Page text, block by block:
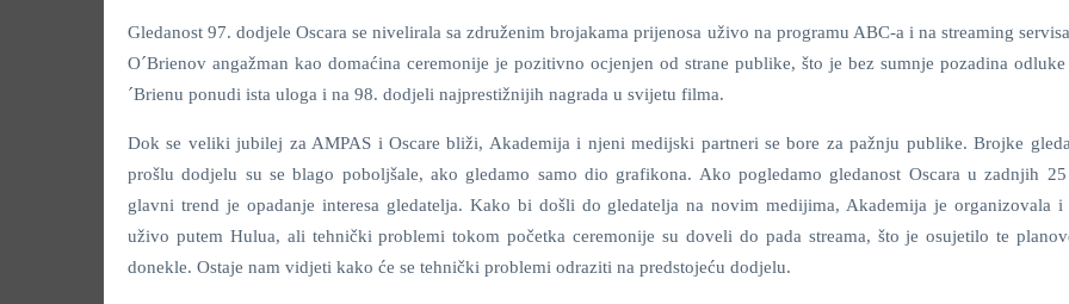
Gledanost 97. dodjele Oscara se nivelirala sa združenim brojakama prijenosa uživo na programu ABC-a i na streaming
O´Brienov angažman kao domaćina ceremonije je pozitivno ocjenjen od strane publike, što je bez sumnje pozadina
´Brienu ponudi ista uloga i na 98. dodjeli najprestižnijih nagrada u svijetu filma.
Dok se veliki jubilej za AMPAS i Oscare bliži, Akademija i njeni medijski partneri se bore za pažnju publike. Brojke
prošlu dodjelu su se blago poboljšale, ako gledamo samo dio grafikona. Ako pogledamo gledanost Oscara u zadnjih
glavni trend je opadanje interesa gledatelja. Kako bi došli do gledatelja na novim medijima, Akademija je organizovala i
uživo putem Hulua, ali tehnički problemi tokom početka ceremonije su doveli do pada streama, što je osujetilo te
donekle. Ostaje nam vidjeti kako će se tehnički problemi odraziti na predstojeću dodjelu.